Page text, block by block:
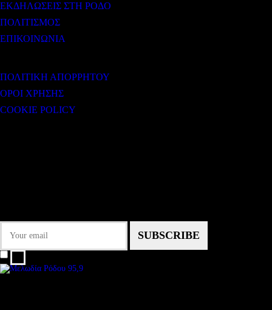
ΕΚΔΗΛΩΣΕΙΣ ΣΤΗ ΡΟΔΟ
ΠΟΛΙΤΙΣΜΟΣ
ΕΠΙΚΟΙΝΩΝΙΑ
ΠΟΛΙΤΙΚΗ ΑΠΟΡΡΗΤΟΥ
ΟΡΟΙ ΧΡΗΣΗΣ
COOKIE POLICY